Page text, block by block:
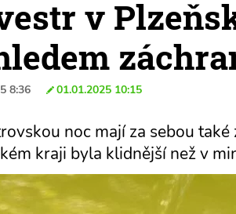
v
8:36 01.01.2025 10:15
noc mají za sebou
kraji byla klidnější než v